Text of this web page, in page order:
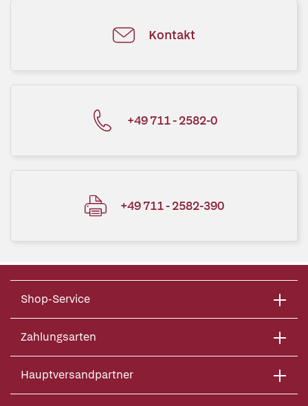
Kontakt
+49 711 - 2582-0
+49 711 - 2582-390
Shop-Service
Zahlungsarten
Hauptversandpartner